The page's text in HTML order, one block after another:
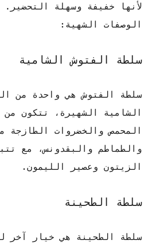
لأنها خفيفة وسهلة
الوصفات الشهية:
سلطة الفتوش الشامية
سلطة الفتوش هي واحدة من
الشامية الشهيرة، تتكون من
المحمص والخضروات الطازجة
والطماطم والبقدونس، مع
الزيتون وعصير الليمون.
سلطة الطحينة
سلطة الطحينة هي خيار آخر